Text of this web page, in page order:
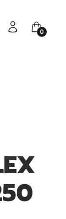
Zaloguj sięKoszyk